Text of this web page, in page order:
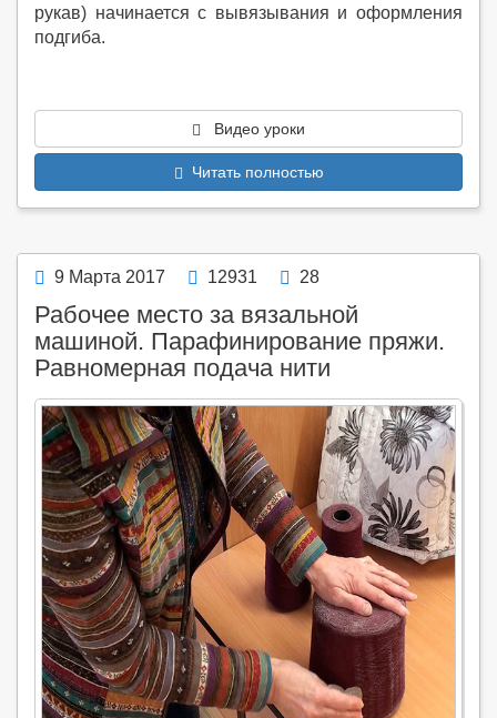
рукав) начинается с вывязывания и оформления
подгиба.
Видео уроки
Читать полностью
9 Марта 2017 12931 28
Рабочее место за вязальной
машиной. Парафинирование пряжи.
Равномерная подача нити